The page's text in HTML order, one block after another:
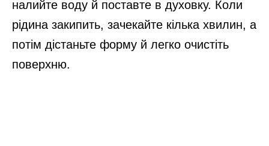
налийте воду й поставте в духовку. Коли
рідина закипить, зачекайте кілька хвилин, а
потім дістаньте форму й легко очистіть
поверхню.